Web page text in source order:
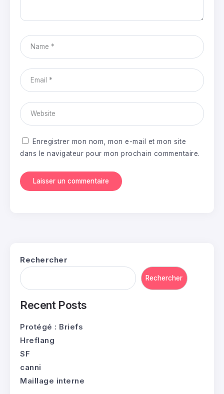
Enregistrer mon nom, mon e-mail et mon site
dans le navigateur pour mon prochain commentaire.
Rechercher
Rechercher
Recent Posts
Protégé : Briefs
Hreflang
SF
canni
Maillage interne